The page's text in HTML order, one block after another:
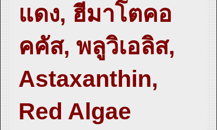
แดง, ฮีมาโตคอ
คคัส, พลูวิเอลิส,
Astaxanthin,
Red Algae